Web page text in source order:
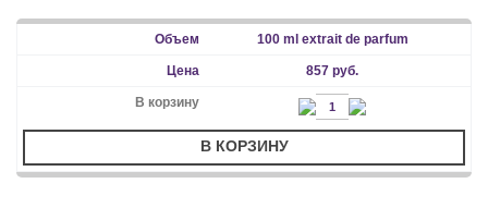
100 ml extrait de parfum
857 руб.
В КОРЗИНУ